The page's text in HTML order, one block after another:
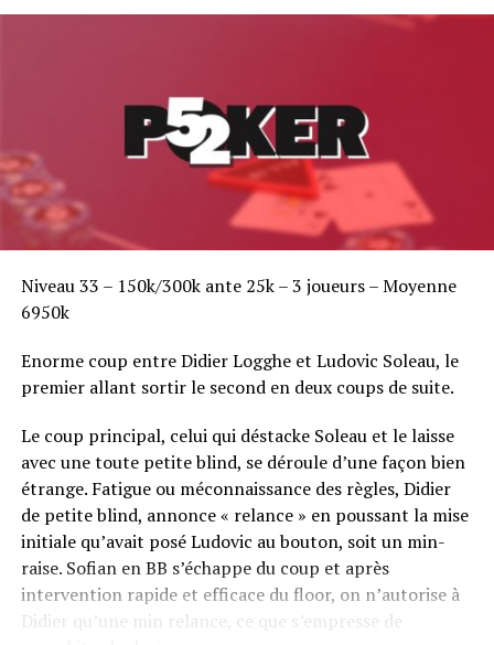
Niveau 33 – 150k/300k ante 25k – 3 joueurs – Moyenne
6950k
Enorme coup entre Didier Logghe et Ludovic Soleau, le
premier allant sortir le second en deux coups de suite.
Le coup principal, celui qui déstacke Soleau et le laisse
avec une toute petite blind, se déroule d’une façon bien
étrange. Fatigue ou méconnaissance des règles, Didier
de petite blind, annonce « relance » en poussant la mise
initiale qu’avait posé Ludovic au bouton, soit un min-
raise. Sofian en BB s’échappe du coup et après
intervention rapide et efficace du floor, on n’autorise à
Didier qu’une min relance, ce que s’empresse de